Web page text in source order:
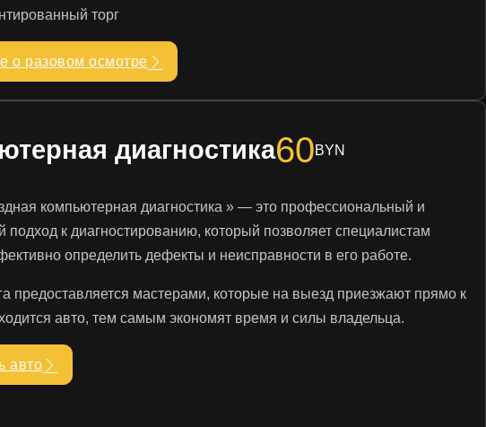
торг
о разовом осмотре
диагностика60BYN
компьютерная диагностика » — это профессиональный и
подход к диагностированию, который позволяет специалистам
определить дефекты и неисправности в его работе.
предоставляется мастерами, которые на выезд приезжают прямо к
авто, тем самым экономят время и силы владельца.
авто